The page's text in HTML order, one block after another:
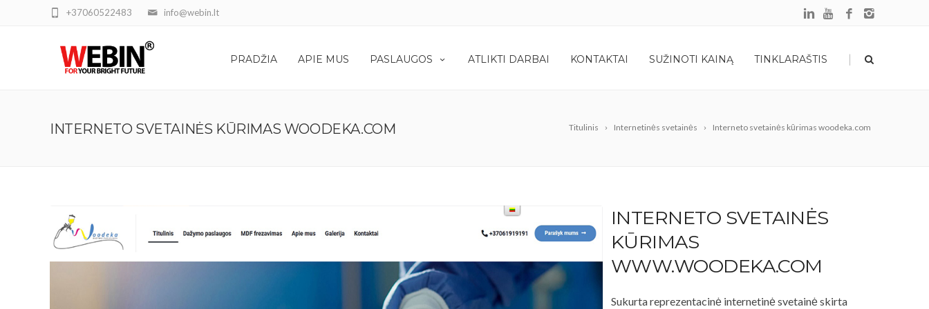
info@webin.lt
+37060522483
PRADŽIA APIE MUS PASLAUGOS ATLIKTI DARBAI KONTAKTAI SUŽINOTI KAINĄ TINKLARAŠTIS |
Titulinis Internetinės svetainės Interneto svetainės kūrimas woodeka.com
INTERNETO SVETAINĖS KŪRIMAS WOODEKA.COM
INTERNETO SVETAINĖS
KŪRIMAS
WWW.WOODEKA.COM
Sukurta reprezentacinė internetinė svetainė skirta